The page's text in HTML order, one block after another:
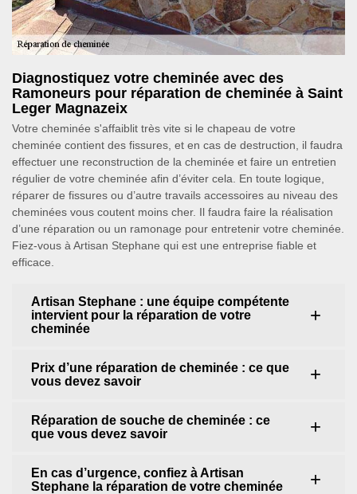
Diagnostiquez votre cheminée avec des
Ramoneurs pour réparation de cheminée à Saint
Leger Magnazeix
Votre cheminée s'affaiblit très vite si le chapeau de votre
cheminée contient des fissures, et en cas de destruction, il faudra
effectuer une reconstruction de la cheminée et faire un entretien
régulier de votre cheminée afin d’éviter cela. En toute logique,
réparer de fissures ou d’autre travails accessoires au niveau des
cheminées vous coutent moins cher. Il faudra faire la réalisation
d’une réparation ou un ramonage pour entretenir votre cheminée.
Fiez-vous à Artisan Stephane qui est une entreprise fiable et
efficace.
Artisan Stephane : une équipe compétente
intervient pour la réparation de votre
cheminée
Prix d’une réparation de cheminée : ce que
vous devez savoir
Réparation de souche de cheminée : ce
que vous devez savoir
En cas d’urgence, confiez à Artisan
Stephane la réparation de votre cheminée